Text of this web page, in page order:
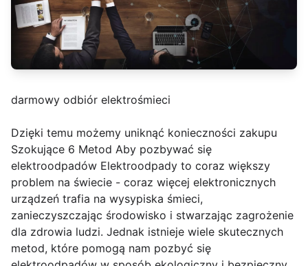
darmowy odbiór elektrośmieci
Dzięki temu możemy uniknąć konieczności zakupu
Szokujące 6 Metod Aby pozbywać się
elektroodpadów Elektroodpady to coraz większy
problem na świecie - coraz więcej elektronicznych
urządzeń trafia na wysypiska śmieci,
zanieczyszczając środowisko i stwarzając zagrożenie
dla zdrowia ludzi. Jednak istnieje wiele skutecznych
metod, które pomogą nam pozbyć się